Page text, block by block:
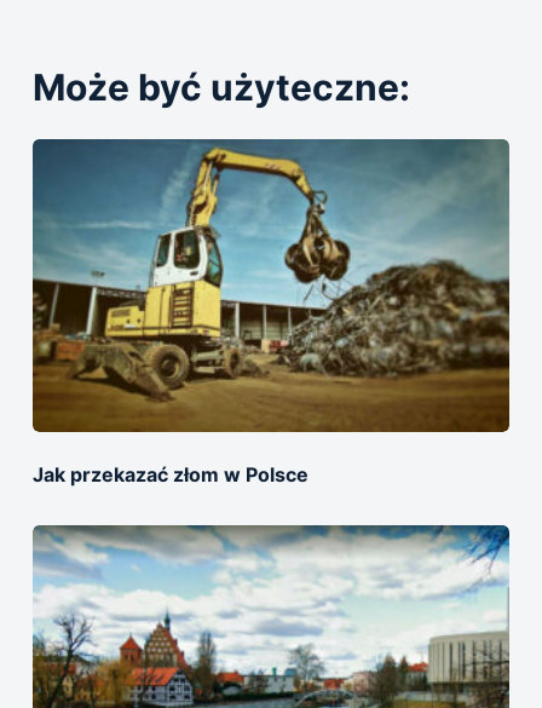
Może być użyteczne:
Jak przekazać złom w Polsce